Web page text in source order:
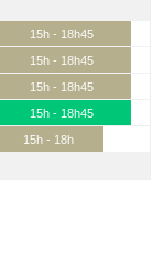
15h - 18h45
15h - 18h45
15h - 18h45
15h - 18h45
15h - 18h